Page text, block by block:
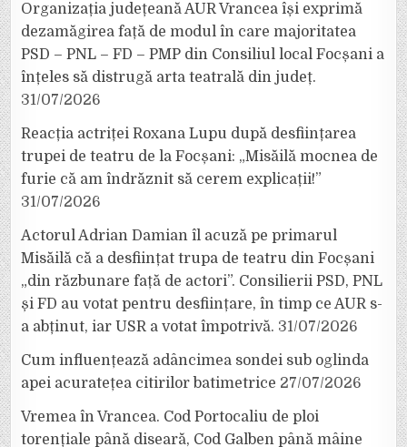
Organizația județeană AUR Vrancea își exprimă
dezamăgirea față de modul în care majoritatea
PSD – PNL – FD – PMP din Consiliul local Focșani a
înțeles să distrugă arta teatrală din județ.
31/07/2026
Reacția actriței Roxana Lupu după desființarea
trupei de teatru de la Focșani: „Misăilă mocnea de
furie că am îndrăznit să cerem explicații!”
31/07/2026
Actorul Adrian Damian îl acuză pe primarul
Misăilă că a desființat trupa de teatru din Focșani
„din răzbunare față de actori”. Consilierii PSD, PNL
și FD au votat pentru desființare, în timp ce AUR s-
a abținut, iar USR a votat împotrivă. 31/07/2026
Cum influențează adâncimea sondei sub oglinda
apei acuratețea citirilor batimetrice 27/07/2026
Vremea în Vrancea. Cod Portocaliu de ploi
torențiale până diseară, Cod Galben până mâine